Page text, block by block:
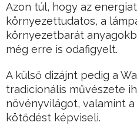
Azon túl, hogy az
környezettudatos, a
környezetbarát
még erre is odafigyelt.
A külső dizájnt pedig a
tradicionális művészete
növényvilágot, valamint
kötődést képviseli.